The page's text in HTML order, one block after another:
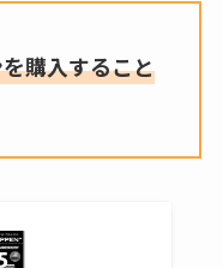
購入すること